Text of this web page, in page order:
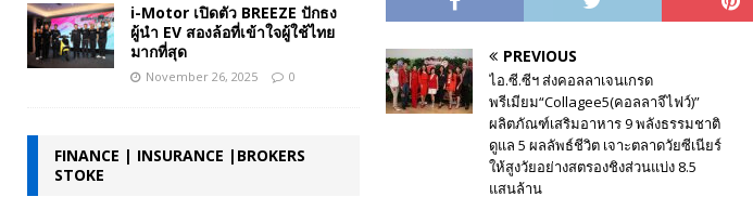
PREVIOUS
ไอ.ซี.ซีฯ ส่งคอลลาเจนเกรด
พรีเมียม“Collagee5(คอลลาจีไฟว์)”
ผลิตภัณฑ์เสริมอาหาร 9 พลังธรรมชาติ
ดูแล 5 ผลลัพธ์ชีวิต เจาะตลาดวัยซีเนียร์
ให้สูงวัยอย่างสตรองชิงส่วนแบ่ง 8.5
แสนล้าน
i-Motor เปิดตัว BREEZE ปักธง
ผู้นำ EV สองล้อที่เข้าใจผู้ใช้ไทย
มากที่สุด
November 26, 2025 0
FINANCE | INSURANCE |BROKERS
STOKE